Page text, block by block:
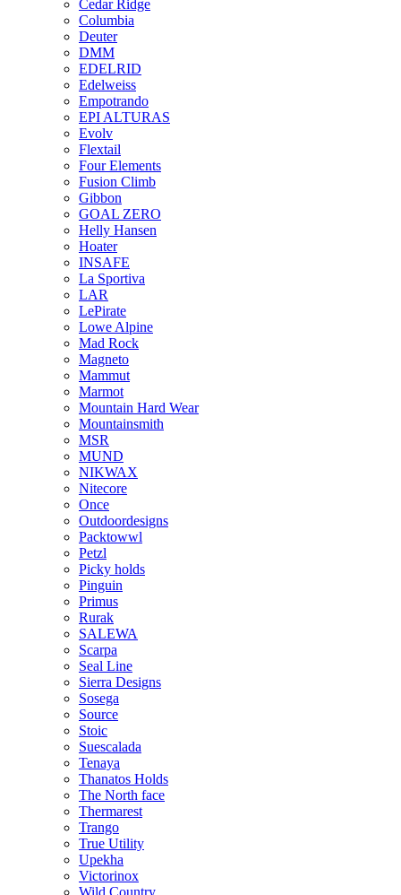
Cedar Ridge
Columbia
Deuter
DMM
EDELRID
Edelweiss
Empotrando
EPI ALTURAS
Evolv
Flextail
Four Elements
Fusion Climb
Gibbon
GOAL ZERO
Helly Hansen
Hoater
INSAFE
La Sportiva
LAR
LePirate
Lowe Alpine
Mad Rock
Magneto
Mammut
Marmot
Mountain Hard Wear
Mountainsmith
MSR
MUND
NIKWAX
Nitecore
Once
Outdoordesigns
Packtowwl
Petzl
Picky holds
Pinguin
Primus
Rurak
SALEWA
Scarpa
Seal Line
Sierra Designs
Sosega
Source
Stoic
Suescalada
Tenaya
Thanatos Holds
The North face
Thermarest
Trango
True Utility
Upekha
Victorinox